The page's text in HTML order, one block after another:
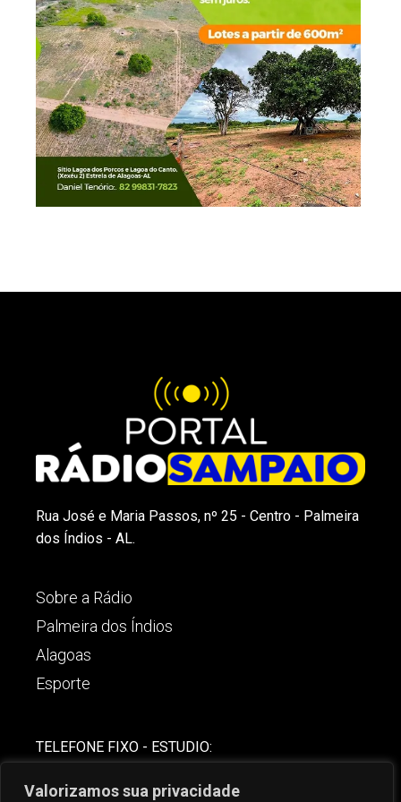
Valorizamos sua privacidade
Rua José e Maria Passos, nº 25 - Centro - Palmeira
dos Índios - AL.
Sobre a Rádio
Palmeira dos Índios
Alagoas
Esporte
TELEFONE FIXO - ESTUDIO: